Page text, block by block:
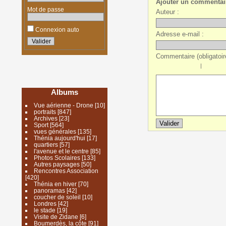
Mot de passe
Connexion auto
Albums
Vue aérienne - Drone [10]
portraits[847]
Archives [23]
Sport[564]
vues générales[135]
Thénia aujourd'hui [17]
quartiers[57]
l'avenue et le centre [85]
Photos Scolaires[133]
Autres paysages[50]
Rencontres Association
[420]
Thénia en hiver[70]
panoramas[42]
coucher de soleil [10]
Londres[42]
le stade [19]
Visite de Zidane [6]
Boumerdès, la côte [91]
Ajouter un
Auteur :
Adresse e-mail :
Commentaire
|